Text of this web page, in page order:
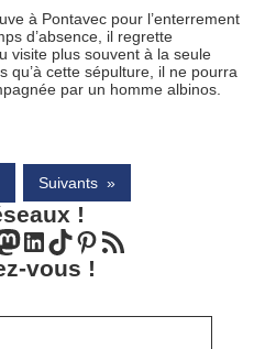
à Pontavec pour l’enterrement
d’absence, il regrette
visite plus souvent à la seule
qu’à cette sépulture, il ne pourra
par un homme albinos.
Suivants »
!
LinkedIn TikTok Pinterest Flux RSS
vous !